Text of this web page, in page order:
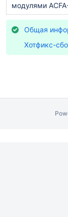
модулями
Общая
Хотфикс-